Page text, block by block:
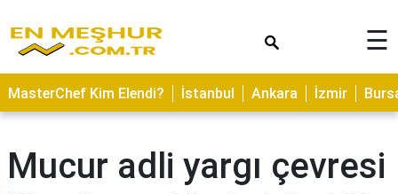
ASTROLOJİ
SAĞLIK
TARİFLERİ
☰
MasterChef Kim Elendi? İstanbul Ankara İzmir
Mucur adli yargı çevresi